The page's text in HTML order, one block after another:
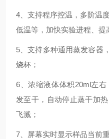
4、支持程序控温，多阶温
低温等，加快实验进程、提
5、支持多种通用蒸发容器
烧杯；
6、浓缩液体体积20ml左
发至干，自动停止蒸干加
飞溅；
7、屏幕实时显示样品当前